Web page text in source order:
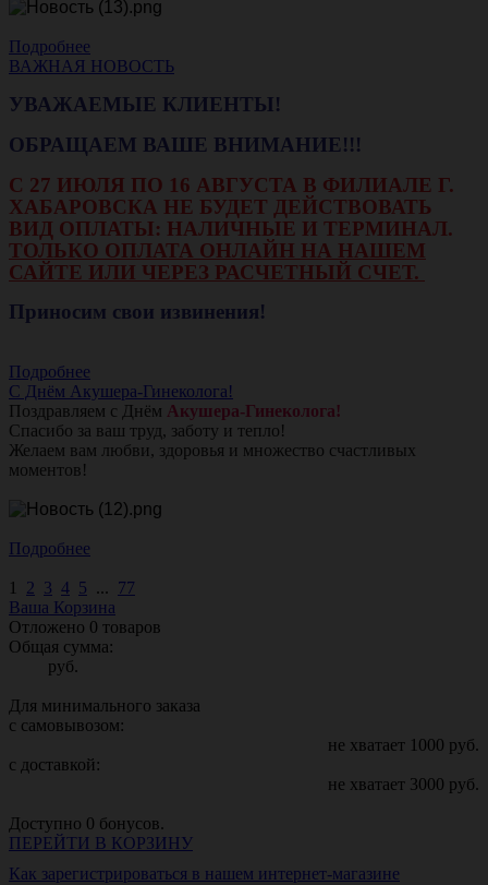
Подробнее
ВАЖНАЯ НОВОСТЬ
УВАЖАЕМЫЕ КЛИЕНТЫ!
ОБРАЩАЕМ ВАШЕ ВНИМАНИЕ!!!
С 27 ИЮЛЯ ПО 16 АВГУСТА В ФИЛИАЛЕ Г.
ХАБАРОВСКА НЕ БУДЕТ ДЕЙСТВОВАТЬ
ВИД ОПЛАТЫ: НАЛИЧНЫЕ И ТЕРМИНАЛ.
ТОЛЬКО ОПЛАТА ОНЛАЙН НА НАШЕМ
САЙТЕ ИЛИ ЧЕРЕЗ РАСЧЕТНЫЙ СЧЕТ.
Приносим свои извинения!
Подробнее
С Днём Акушера-Гинеколога!
Поздравляем с Днём Акушера-Гинеколога!
Спасибо за ваш труд, заботу и тепло!
Желаем вам любви, здоровья и множество счастливых
моментов!
Подробнее
1 2 3 4 5 ... 77
Ваша Корзина
Отложено 0 товаров
Общая сумма:
руб.
Для минимального заказа
с самовывозом:
не хватает 1000 руб.
с доставкой:
не хватает 3000 руб.
Доступно 0 бонусов.
ПЕРЕЙТИ В КОРЗИНУ
Как зарегистрироваться в нашем интернет-магазине